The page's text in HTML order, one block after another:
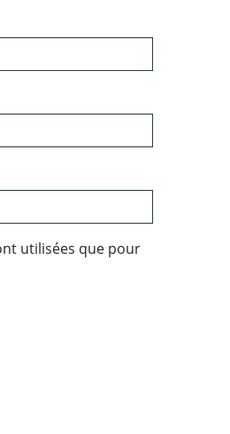
utilisées que pour